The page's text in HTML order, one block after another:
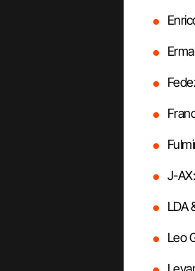
J-AX:
LDA
Leo